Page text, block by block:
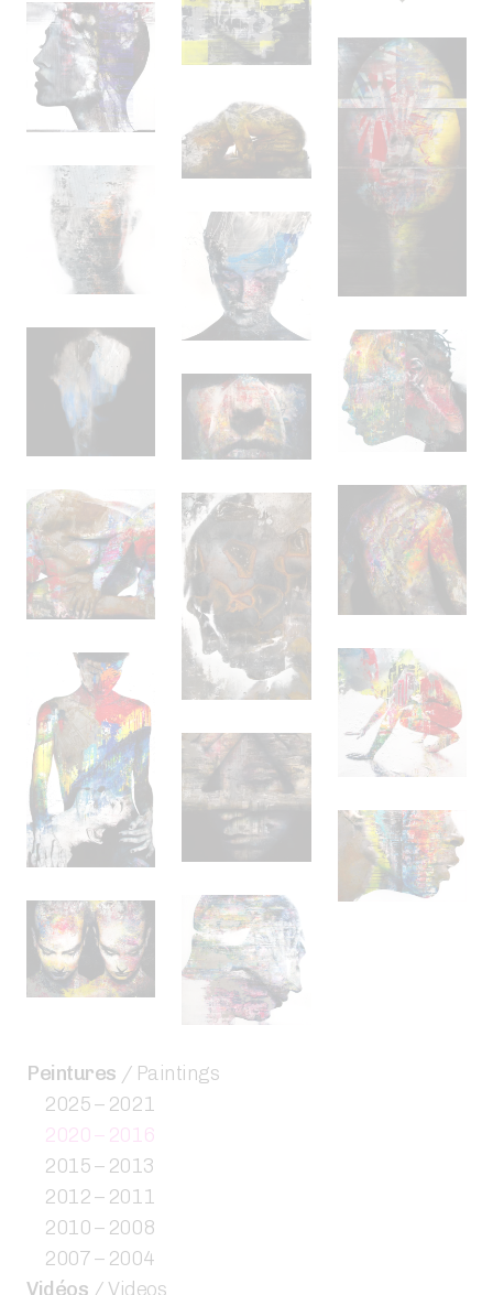
Peintures / Paintings
2025 – 2021
2020 – 2016
2015 – 2013
2012 – 2011
2010 – 2008
2007 – 2004
Vidéos / Videos